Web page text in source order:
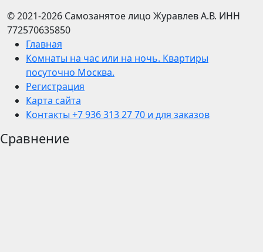
© 2021-2026 Самозанятое лицо Журавлев А.В. ИНН
772570635850
Главная
Комнаты на час или на ночь. Квартиры
посуточно Москва.
Регистрация
Карта сайта
Контакты +7 936 313 27 70 и для заказов
Сравнение